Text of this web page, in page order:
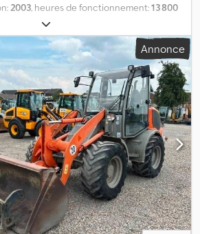
2003, heures de fonctionnement:13 800
Dcjdpjzp H Evofx Abyjk
Annonce